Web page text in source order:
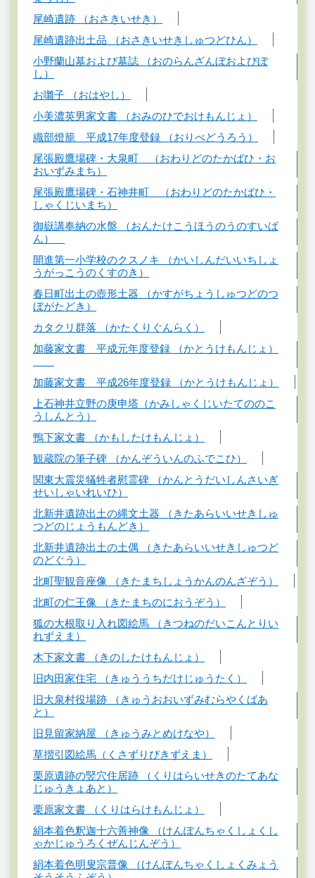
尾崎遺跡 （おさきいせき）
尾崎遺跡出土品 （おさきいせきしゅつどひん）
小野蘭山墓および墓誌 （おのらんざんぼおよびぼ
し）
お囃子 （おはやし）
小美濃英男家文書 （おみのひでおけもんじょ）
織部燈籠 平成17年度登録 （おりべどうろう）
尾張殿鷹場碑・大泉町 （おわりどのたかばひ・お
おいずみまち）
尾張殿鷹場碑・石神井町 （おわりどのたかばひ・
しゃくじいまち）
御嶽講奉納の水盤 （おんたけこうほうのうのすいば
ん）
開進第一小学校のクスノキ （かいしんだいいちしょ
うがっこうのくすのき）
春日町出土の壺形土器 （かすがちょうしゅつどのつ
ぼがたどき）
カタクリ群落 （かたくりぐんらく）
加藤家文書 平成元年度登録 （かとうけもんじょ）
加藤家文書 平成26年度登録 （かとうけもんじょ）
上石神井立野の庚申塔（かみしゃくじいたてののこ
うしんとう）
鴨下家文書 （かもしたけもんじょ）
観蔵院の筆子碑 （かんぞういんのふでこひ）
関東大震災犠牲者慰霊碑 （かんとうだいしんさいぎ
せいしゃいれいひ）
北新井遺跡出土の縄文土器 （きたあらいいせきしゅ
つどのじょうもんどき）
北新井遺跡出土の土偶 （きたあらいいせきしゅつど
のどぐう）
北町聖観音座像 （きたまちしょうかんのんざぞう）
北町の仁王像 （きたまちのにおうぞう）
狐の大根取り入れ図絵馬 （きつねのだいこんとりい
れずえま）
木下家文書 （きのしたけもんじょ）
旧内田家住宅 （きゅううちだけじゅうたく）
旧大泉村役場跡 （きゅうおおいずみむらやくばあ
と）
旧見留家納屋 （きゅうみとめけなや）
草摺引図絵馬（くさずりびきずえま）
栗原遺跡の竪穴住居跡 （くりはらいせきのたてあな
じゅうきょあと）
栗原家文書 （くりはらけもんじょ）
絹本着色釈迦十六善神像 （けんぽんちゃくしょくし
ゃかじゅうろくぜんじんぞう）
絹本着色明叟宗普像 （けんぽんちゃくしょくみょう